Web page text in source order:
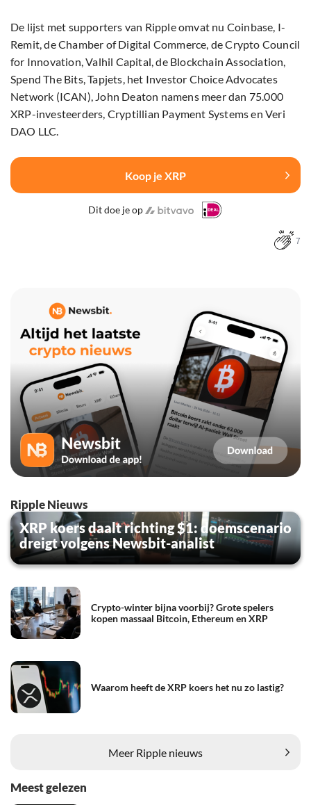
De lijst met supporters van Ripple omvat nu Coinbase, I-
Remit, de Chamber of Digital Commerce, de Crypto Council
for Innovation, Valhil Capital, de Blockchain Association,
Spend The Bits, Tapjets, het Investor Choice Advocates
Network (ICAN), John Deaton namens meer dan 75.000
XRP-investeerders, Cryptillian Payment Systems en Veri
DAO LLC.
Koop je XRP
Dit doe je op
7
Ripple Nieuws
XRP koers daalt richting $1: doemscenario
dreigt volgens Newsbit-analist
Crypto-winter bijna voorbij? Grote spelers
kopen massaal Bitcoin, Ethereum en XRP
Waarom heeft de XRP koers het nu zo lastig?
Meer Ripple nieuws
Meest gelezen